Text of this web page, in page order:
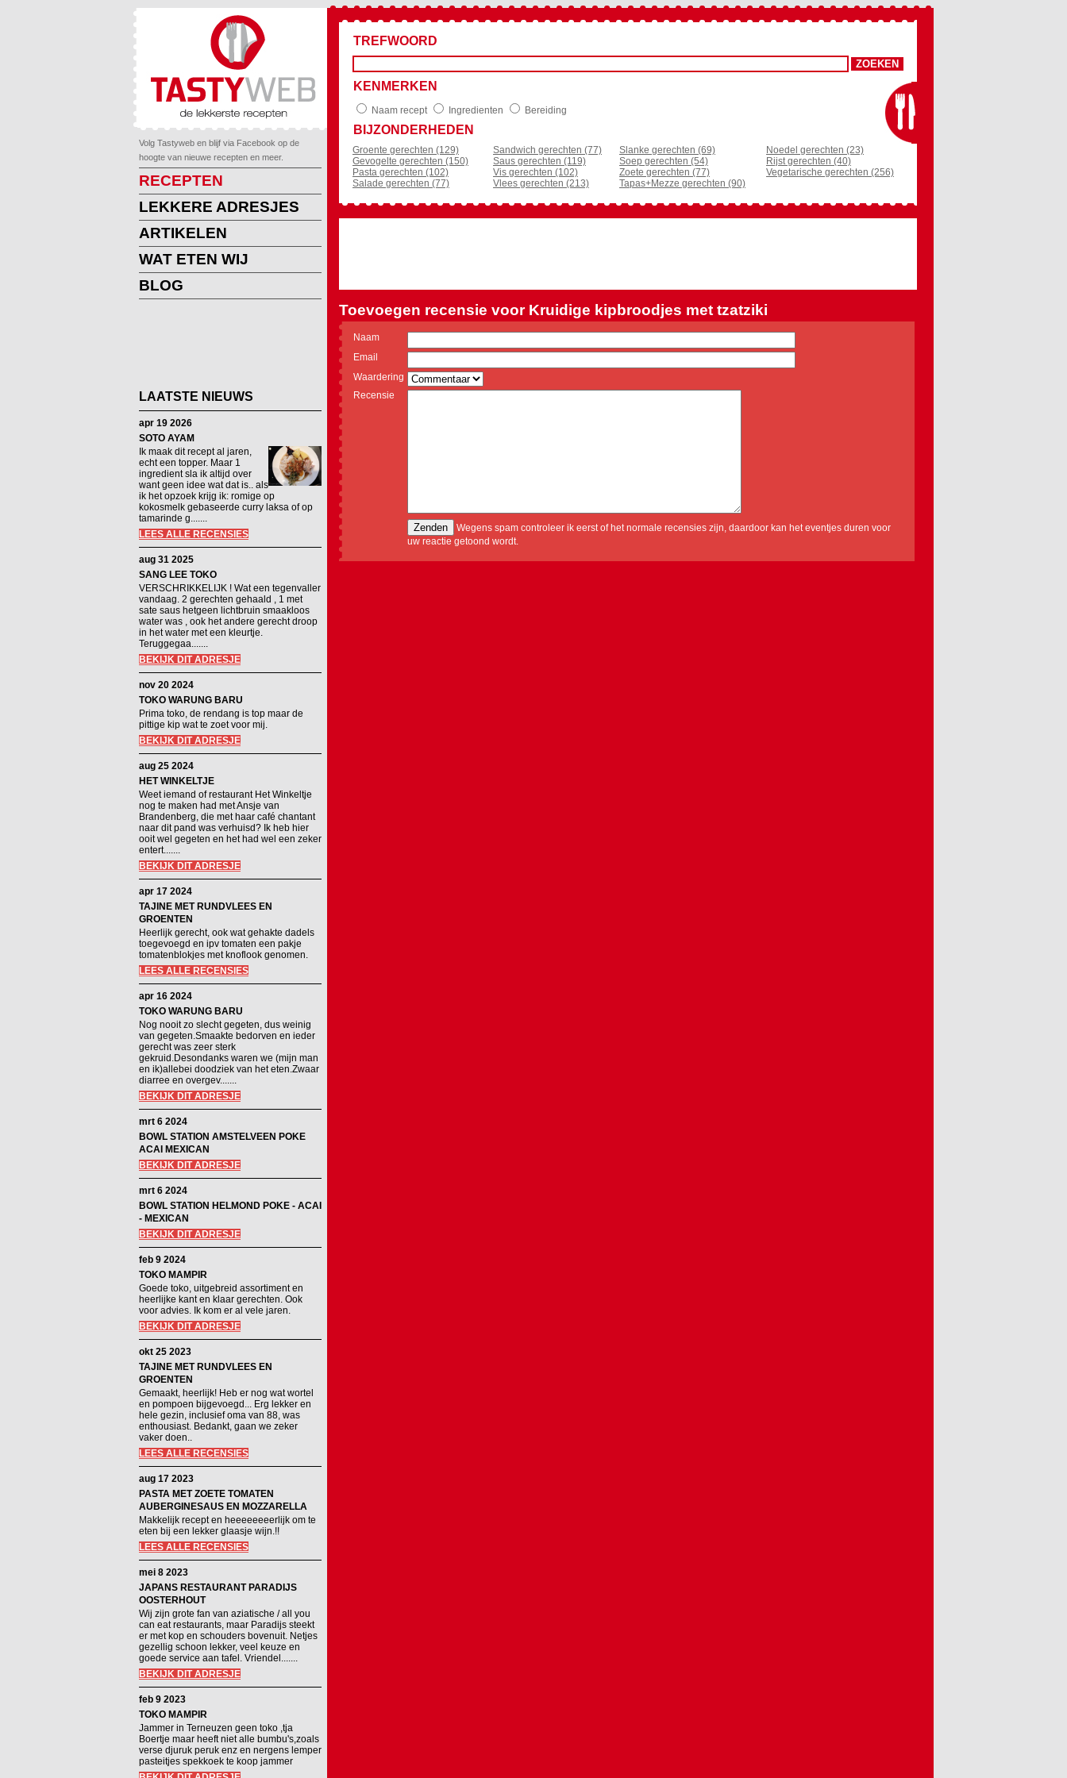
Volg Tastyweb en blijf via Facebook op de
hoogte van nieuwe recepten en meer.
RECEPTEN
LEKKERE ADRESJES
ARTIKELEN
WAT ETEN WIJ
BLOG
LAATSTE NIEUWS
apr 19 2026
SOTO AYAM
Ik maak dit recept al jaren,
echt een topper. Maar 1
ingredient sla ik altijd over
want geen idee wat dat is.. als
ik het opzoek krijg ik: romige op
kokosmelk gebaseerde curry laksa of op
tamarinde g.......
LEES ALLE RECENSIES
aug 31 2025
SANG LEE TOKO
VERSCHRIKKELIJK ! Wat een tegenvaller
vandaag. 2 gerechten gehaald , 1 met
sate saus hetgeen lichtbruin smaakloos
water was , ook het andere gerecht droop
in het water met een kleurtje.
Teruggegaa.......
BEKIJK DIT ADRESJE
nov 20 2024
TOKO WARUNG BARU
Prima toko, de rendang is top maar de
pittige kip wat te zoet voor mij.
BEKIJK DIT ADRESJE
aug 25 2024
HET WINKELTJE
Weet iemand of restaurant Het Winkeltje
nog te maken had met Ansje van
Brandenberg, die met haar café chantant
naar dit pand was verhuisd? Ik heb hier
ooit wel gegeten en het had wel een zeker
entert.......
BEKIJK DIT ADRESJE
apr 17 2024
TAJINE MET RUNDVLEES EN
GROENTEN
Heerlijk gerecht, ook wat gehakte dadels
toegevoegd en ipv tomaten een pakje
tomatenblokjes met knoflook genomen.
LEES ALLE RECENSIES
apr 16 2024
TOKO WARUNG BARU
Nog nooit zo slecht gegeten, dus weinig
van gegeten.Smaakte bedorven en ieder
gerecht was zeer sterk
gekruid.Desondanks waren we (mijn man
en ik)allebei doodziek van het eten.Zwaar
diarree en overgev.......
BEKIJK DIT ADRESJE
mrt 6 2024
BOWL STATION AMSTELVEEN POKE
ACAI MEXICAN
BEKIJK DIT ADRESJE
mrt 6 2024
BOWL STATION HELMOND POKE - ACAI
- MEXICAN
BEKIJK DIT ADRESJE
feb 9 2024
TOKO MAMPIR
Goede toko, uitgebreid assortiment en
heerlijke kant en klaar gerechten. Ook
voor advies. Ik kom er al vele jaren.
BEKIJK DIT ADRESJE
okt 25 2023
TAJINE MET RUNDVLEES EN
GROENTEN
Gemaakt, heerlijk! Heb er nog wat wortel
en pompoen bijgevoegd... Erg lekker en
hele gezin, inclusief oma van 88, was
enthousiast. Bedankt, gaan we zeker
vaker doen..
LEES ALLE RECENSIES
aug 17 2023
PASTA MET ZOETE TOMATEN
AUBERGINESAUS EN MOZZARELLA
Makkelijk recept en heeeeeeeerlijk om te
eten bij een lekker glaasje wijn.!!
LEES ALLE RECENSIES
mei 8 2023
JAPANS RESTAURANT PARADIJS
OOSTERHOUT
Wij zijn grote fan van aziatische / all you
can eat restaurants, maar Paradijs steekt
er met kop en schouders bovenuit. Netjes
gezellig schoon lekker, veel keuze en
goede service aan tafel. Vriendel.......
BEKIJK DIT ADRESJE
feb 9 2023
TOKO MAMPIR
Jammer in Terneuzen geen toko ,tja
Boertje maar heeft niet alle bumbu's,zoals
verse djuruk peruk enz en nergens lemper
pasteitjes spekkoek te koop jammer
TREFWOORD
KENMERKEN
Naam recept Ingredienten Bereiding
BIJZONDERHEDEN
Groente gerechten (129)
Gevogelte gerechten (150)
Pasta gerechten (102)
Salade gerechten (77)
Sandwich gerechten (77)
Saus gerechten (119)
Vis gerechten (102)
Vlees gerechten (213)
Slanke gerechten (69)
Soep gerechten (54)
Zoete gerechten (77)
Tapas+Mezze gerechten (90)
Noedel gerechten (23)
Rijst gerechten (40)
Vegetarische gerechten (256)
Toevoegen recensie voor Kruidige kipbroodjes met tzatziki
Naam
Email
Waardering
Recensie
Wegens spam controleer ik eerst of het normale recensies zijn, daardoor kan het eventjes duren voor
uw reactie getoond wordt.